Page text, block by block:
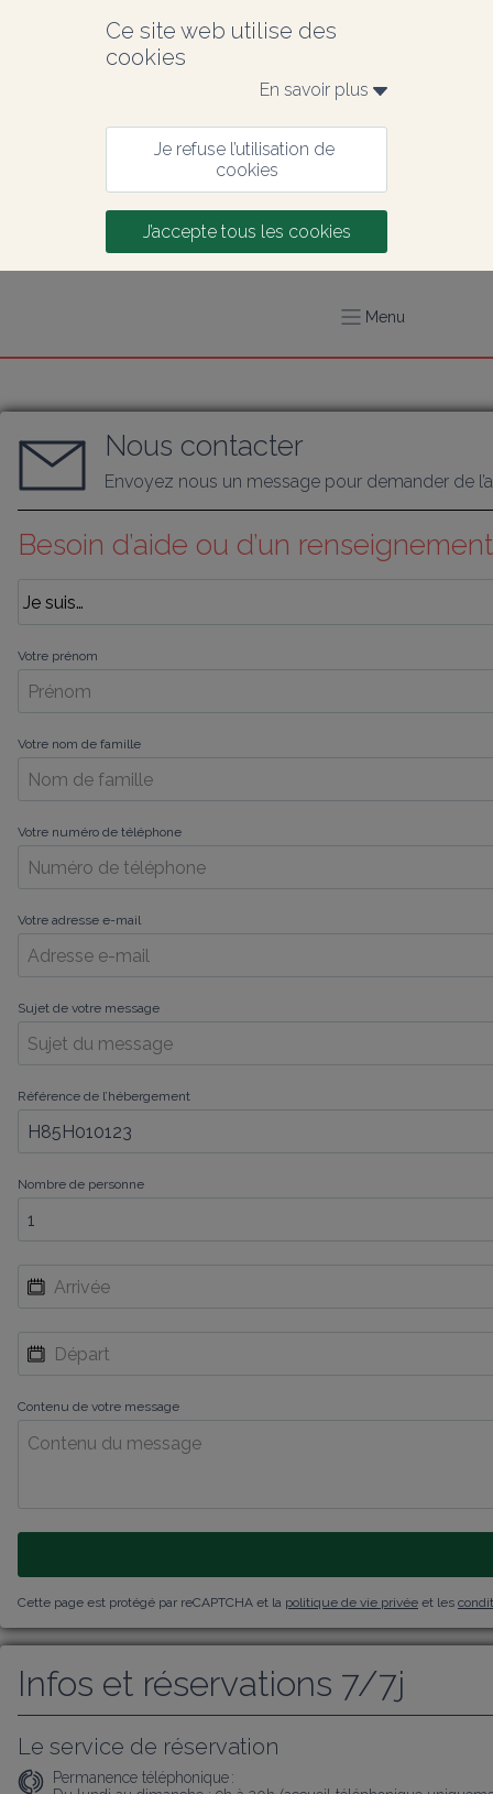
Ce site web utilise des
cookies
En savoir plus
Je refuse l’utilisation de
cookies
J’accepte tous les cookies
Menu
Nous contacter
Envoyez nous un message pour demander de
Besoin d’aide ou d’un
Votre prénom
Votre nom de famille
Votre numéro de téléphone
Votre adresse e-mail
Sujet de votre message
Référence de l’hébergement
Nombre de personne
Contenu de votre message
Cette page est protégé par reCAPTCHA et la politique de vie privée et les
Infos et réservations 7/7j
Le service de réservation
Permanence téléphonique :